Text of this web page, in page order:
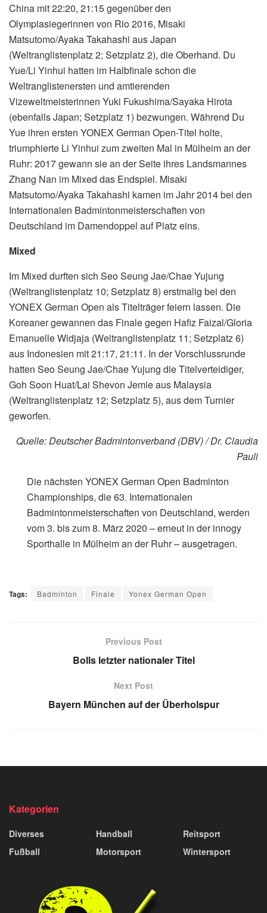
China mit 22:20, 21:15 gegenüber den
Olympiasiegerinnen von Rio 2016, Misaki
Matsutomo/Ayaka Takahashi aus Japan
(Weltranglistenplatz 2; Setzplatz 2), die Oberhand. Du
Yue/Li Yinhui hatten im Halbfinale schon die
Weltranglistenersten und amtierenden
Vizeweltmeisterinnen Yuki Fukushima/Sayaka Hirota
(ebenfalls Japan; Setzplatz 1) bezwungen. Während Du
Yue ihren ersten YONEX German Open-Titel holte,
triumphierte Li Yinhui zum zweiten Mal in Mülheim an der
Ruhr: 2017 gewann sie an der Seite ihres Landsmannes
Zhang Nan im Mixed das Endspiel. Misaki
Matsutomo/Ayaka Takahashi kamen im Jahr 2014 bei den
Internationalen Badmintonmeisterschaften von
Deutschland im Damendoppel auf Platz eins.
Mixed
Im Mixed durften sich Seo Seung Jae/Chae Yujung
(Weltranglistenplatz 10; Setzplatz 8) erstmalig bei den
YONEX German Open als Titelträger feiern lassen. Die
Koreaner gewannen das Finale gegen Hafiz Faizal/Gloria
Emanuelle Widjaja (Weltranglistenplatz 11; Setzplatz 6)
aus Indonesien mit 21:17, 21:11. In der Vorschlussrunde
hatten Seo Seung Jae/Chae Yujung die Titelverteidiger,
Goh Soon Huat/Lai Shevon Jemie aus Malaysia
(Weltranglistenplatz 12; Setzplatz 5), aus dem Turnier
geworfen.
Quelle: Deutscher Badmintonverband (DBV) / Dr. Claudia
Pauli
Die nächsten YONEX German Open Badminton
Championships, die 63. Internationalen
Badmintonmeisterschaften von Deutschland, werden
vom 3. bis zum 8. März 2020 – erneut in der innogy
Sporthalle in Mülheim an der Ruhr – ausgetragen.
Tags: Badminton Finale Yonex German Open
Previous Post
Bolls letzter nationaler Titel
Next Post
Bayern München auf der Überholspur
Kategorien
Diverses
Fußball
Handball
Motorsport
Reitsport
Wintersport